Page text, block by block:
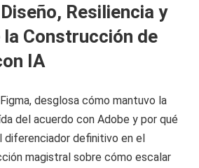
Resiliencia y
Construcción de
IA
desglosa cómo mantuvo la
del acuerdo con Adobe y por qué
diferenciador definitivo en el
magistral sobre cómo escalar